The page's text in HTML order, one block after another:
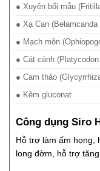
● Xuyên bối mẫu
● Xạ Can
● Mạch môn
● Cát cánh
● Cam thảo
● Kẽm gluconat
Công dụng Siro
Hỗ trợ làm ấm họng,
long đờm, hỗ trợ